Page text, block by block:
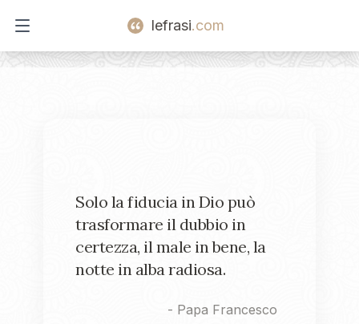
Open main menu
lefrasi.com
Solo la fiducia in Dio può
trasformare il dubbio in
certezza, il male in bene, la
notte in alba radiosa.
- Papa Francesco